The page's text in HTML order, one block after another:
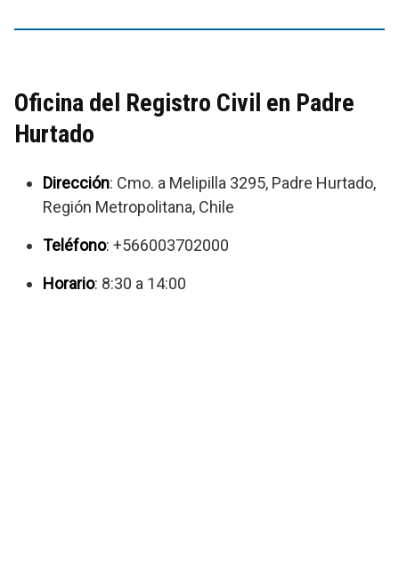
Oficina del Registro Civil en Padre
Hurtado
Dirección: Cmo. a Melipilla 3295, Padre Hurtado,
Región Metropolitana, Chile
Teléfono: +566003702000
Horario: 8:30 a 14:00